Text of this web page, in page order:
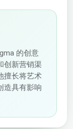
的创意
创新营销渠
擅长将艺术
造具有影响